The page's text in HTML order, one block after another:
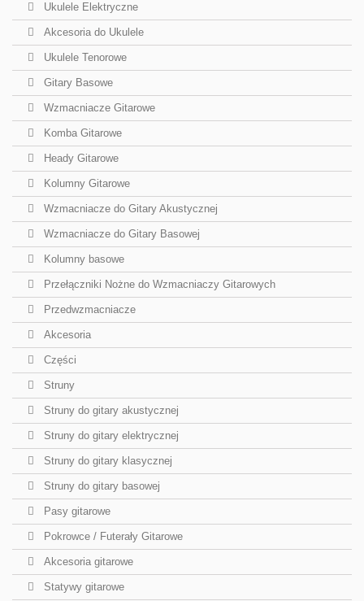
Ukulele Elektryczne
Akcesoria do Ukulele
Ukulele Tenorowe
Gitary Basowe
Wzmacniacze Gitarowe
Komba Gitarowe
Heady Gitarowe
Kolumny Gitarowe
Wzmacniacze do Gitary Akustycznej
Wzmacniacze do Gitary Basowej
Kolumny basowe
Przełączniki Nożne do Wzmacniaczy Gitarowych
Przedwzmacniacze
Akcesoria
Części
Struny
Struny do gitary akustycznej
Struny do gitary elektrycznej
Struny do gitary klasycznej
Struny do gitary basowej
Pasy gitarowe
Pokrowce / Futerały Gitarowe
Akcesoria gitarowe
Statywy gitarowe